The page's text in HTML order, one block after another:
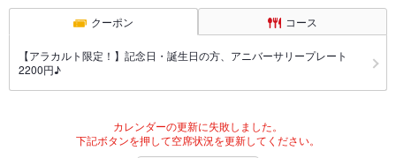
クーポン コース
【アラカルト限定！】記念日・誕生日の方、アニバーサリープレート
2200円♪
カレンダーの更新に失敗しました。
下記ボタンを押して空席状況を更新してください。